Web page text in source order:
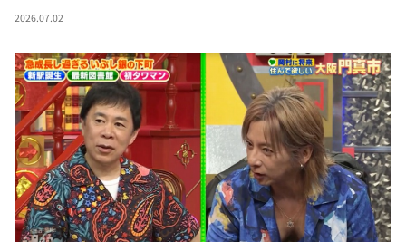
～人生密着トークバラエティ！～ やすとものいたっ
て真剣です
探偵！ナイトスクープ
news おかえり
河合＆A.B.C-Z塚田×福井アナ「なんでやねん！？」
（news おかえり）
DAIGOも台所 ～きょうの献立 何にする？～
本日はダイアンなり！シーズン２
朝だ！生です旅サラダ
2026.07.02